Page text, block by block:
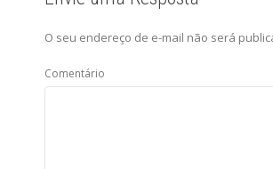
O seu endereço de e-mail não será
Comentário